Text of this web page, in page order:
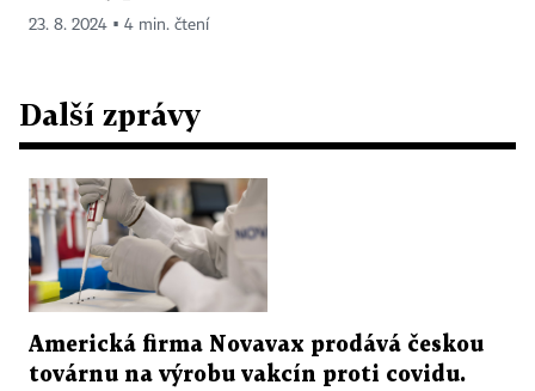
23. 8. 2024 ▪ 4 min. čtení
Další zprávy
Americká firma Novavax prodává českou
továrnu na výrobu vakcín proti covidu.